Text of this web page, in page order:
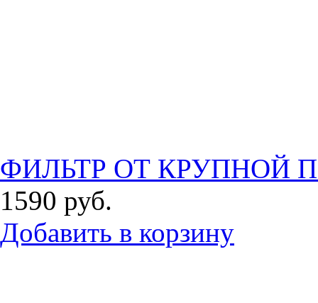
ФИЛЬТР ОТ КРУПНОЙ
1590 руб.
Добавить в корзину